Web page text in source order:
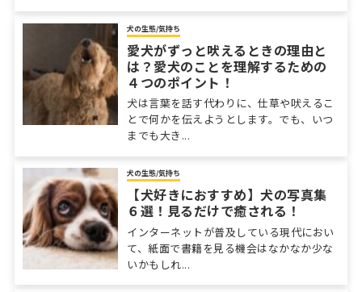
犬の生態/気持ち
愛犬がずっと吠えるときの理由と
は？愛犬のことを理解するための
４つのポイント！
犬は言葉を話す代わりに、仕草や吠えるこ
とで何かを伝えようとします。でも、いつ
までも大き...
犬の生態/気持ち
【犬好きにおすすめ】犬の写真集
６選！見るだけで癒される！
インターネットが普及している現代におい
て、紙面で書籍を見る機会はなかなか少な
いかもしれ...